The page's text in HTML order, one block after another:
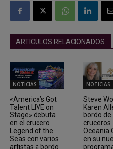
ARTICULOS RELACIONADOS
NOTICIAS
«America’s Got
Talent LIVE on
Stage» debuta
en el crucero
Legend of the
Seas con varios
artistas a bordo
NOTICIAS
Steve
Karen
bordo de
cruceros
Oceania
en su